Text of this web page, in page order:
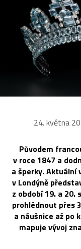
24. května
Původem
v roce 1847 a
a šperky. Aktuální
v Londýně
z období 19. a 20.
prohlédnout přes
a náušnice až po
mapuje vývoj